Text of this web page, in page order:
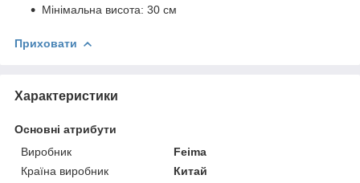
Мінімальна висота: 30 см
Приховати
Характеристики
Основні атрибути
Виробник
Feima
Країна виробник
Китай